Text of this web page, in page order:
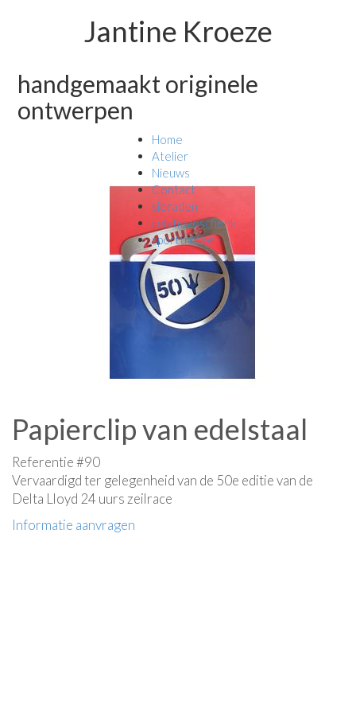
Jantine Kroeze
handgemaakt originele
ontwerpen
Home
Atelier
Nieuws
Contact
sieraden
relatiegeschenk
sporttrofee
Papierclip van edelstaal
Referentie #90
Vervaardigd ter gelegenheid van de 50e editie van de
Delta Lloyd 24 uurs zeilrace
Informatie aanvragen